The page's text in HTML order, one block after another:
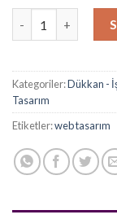
Kategoriler:Dükkan -
Tasarım
Etiketler:web tasarım